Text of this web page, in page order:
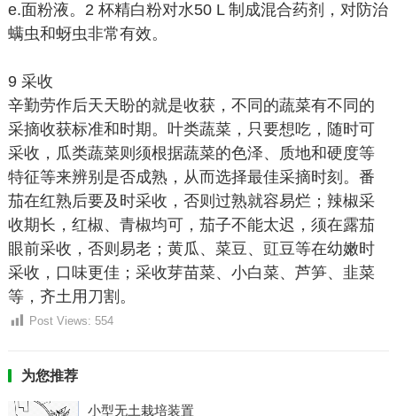
e.面粉液。2 杯精白粉对水50 L 制成混合药剂，对防治
螨虫和蚜虫非常有效。
9 采收
辛勤劳作后天天盼的就是收获，不同的蔬菜有不同的
采摘收获标准和时期。叶类蔬菜，只要想吃，随时可
采收，瓜类蔬菜则须根据蔬菜的色泽、质地和硬度等
特征等来辨别是否成熟，从而选择最佳采摘时刻。番
茄在红熟后要及时采收，否则过熟就容易烂；辣椒采
收期长，红椒、青椒均可，茄子不能太迟，须在露茄
眼前采收，否则易老；黄瓜、菜豆、豇豆等在幼嫩时
采收，口味更佳；采收芽苗菜、小白菜、芦笋、韭菜
等，齐土用刀割。
Post Views: 554
为您推荐
小型无土栽培装置